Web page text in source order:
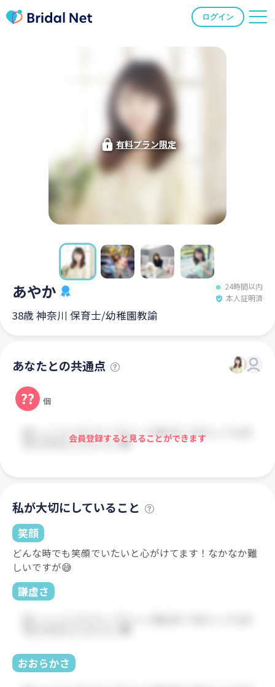
ログイン
有料プラン限定
あやか
24時間以内
本人証明済
38歳 神奈川 保育士/幼稚園教諭
あなたとの共通点
?? 個
会員登録すると見ることができます
私が大切にしていること
笑顔
どんな時でも笑顔でいたいと心がけてます！なかなか難
しいですが😅
謙虚さ
おおらかさ